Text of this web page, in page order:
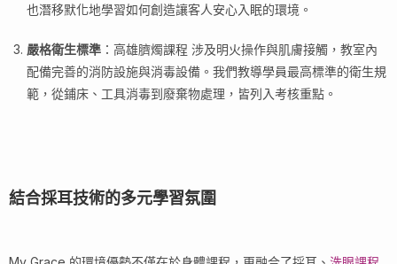
也潛移默化地學習如何創造讓客人安心入眠的環境。
嚴格衛生標準 ：高雄臍燭課程 涉及明火操作與肌膚接觸，教室內
配備完善的消防設施與消毒設備。我們教導學員最高標準的衛生規
範，從鋪床、工具消毒到廢棄物處理，皆列入考核重點。
結合採耳技術的多元學習氛圍